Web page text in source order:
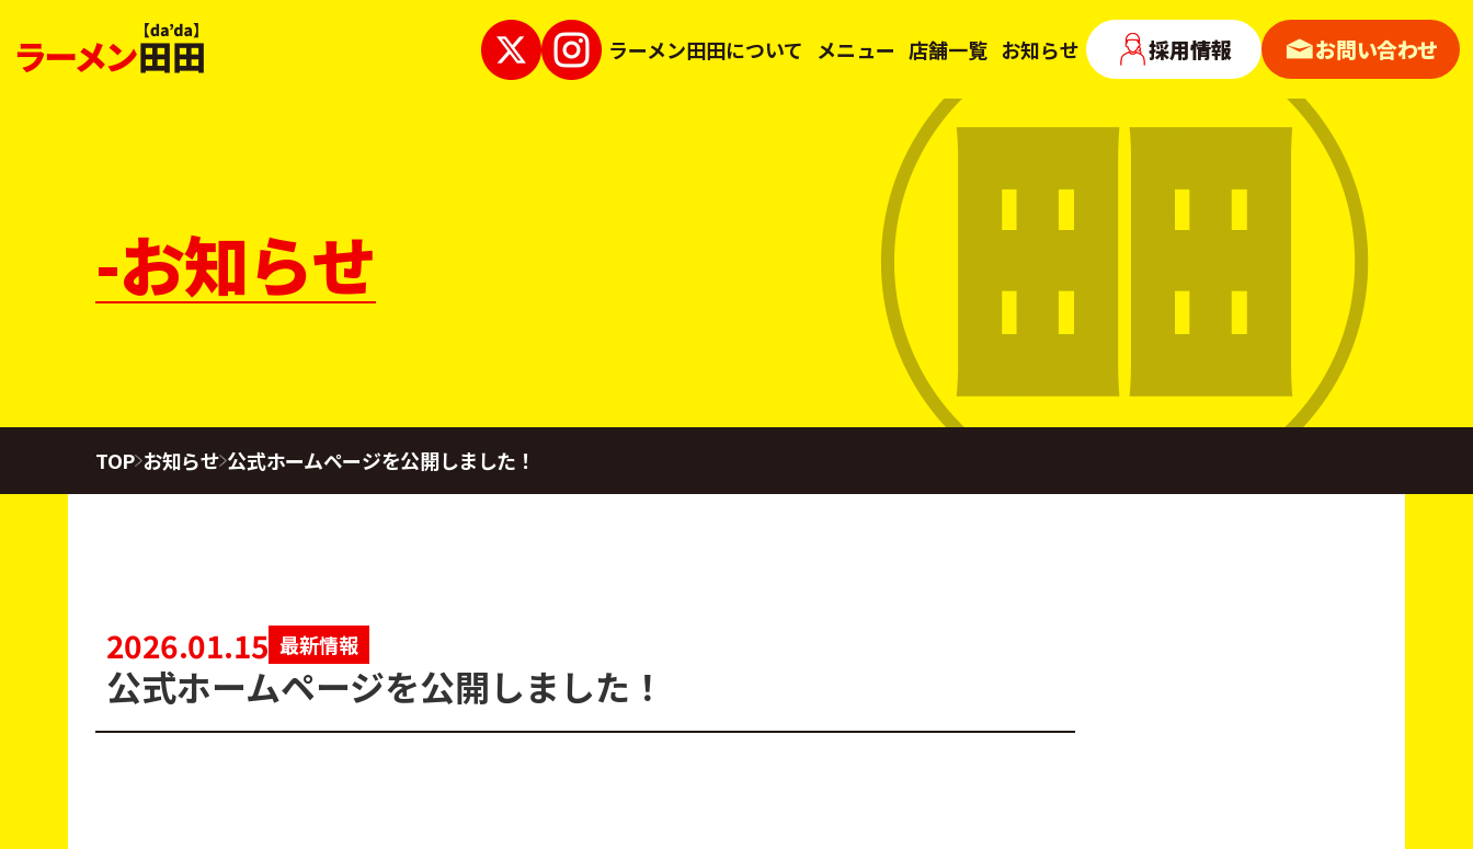
ラーメン田田について メニュー 店舗一覧 お知らせ 採用情報 お問い合わせ
-お知らせ
TOP お知らせ 公式ホームページを公開しました！
2026.01.15 最新情報
公式ホームページを公開しました！